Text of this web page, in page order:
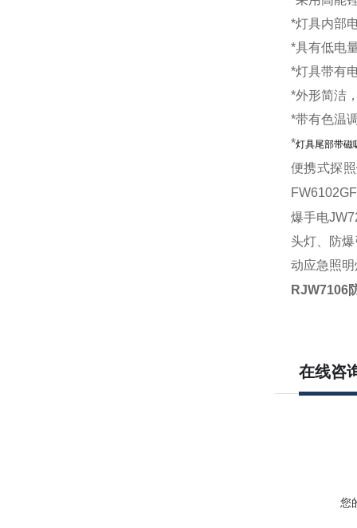
*灯具内部
*具有低电
*灯具带有
*外形简洁
*带有色温
*灯具尾部带磁
便携式探
爆手电
头灯、防
动应急照
RJW7106
在线咨
您